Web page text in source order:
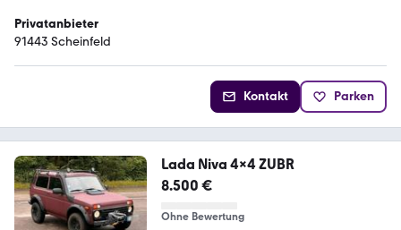
Privatanbieter
91443 Scheinfeld
Kontakt Parken
Lada Niva 4x4 ZUBR
8.500 €
Ohne Bewertung